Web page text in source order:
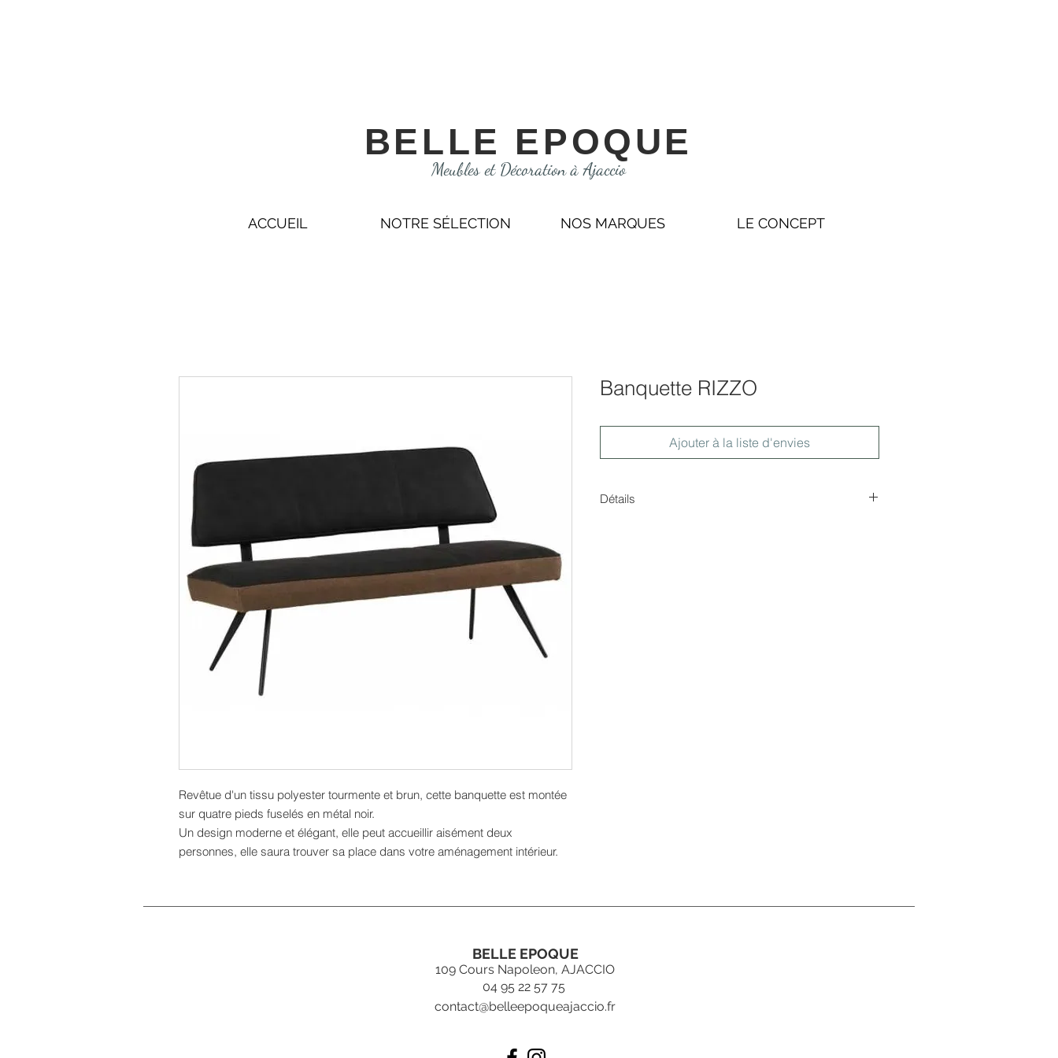
Revêtue d'un tissu polyester tourmente et brun, cette banquette est montée
sur quatre pieds fuselés en métal noir.
Un design moderne et élégant, elle peut accueillir aisément deux
personnes, elle saura trouver sa place dans votre aménagement intérieur.
Banquette RIZZO
Ajouter à la liste d'envies
Détails
BELLE EPOQUE
ACCUEIL NOTRE SÉLECTION NOS MARQUES LE CONCEPT
Meubles et Décoration à Ajaccio
BELLE EPOQUE
109 Cours Napoleon, AJACCIO
04 95 22 57 75
contact@belleepoqueajaccio.fr